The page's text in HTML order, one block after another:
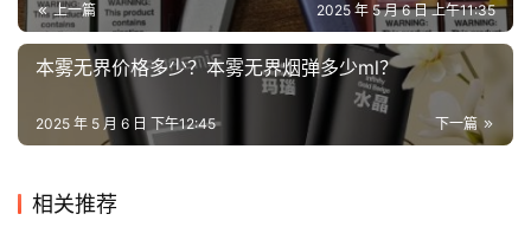
通
配
弹
国
上一篇 2025 年 5 月 6 日 上午11:35
本雾无界价格多少？本雾无界烟弹多少ml？
下一篇
2025 年 5 月 6 日 下午12:45
相关推荐